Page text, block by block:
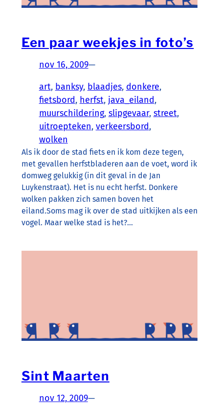
Een paar weekjes in foto’s
nov 16, 2009—
art, banksy, blaadjes, donkere ,
fietsbord, herfst, java_eiland ,
muurschildering, slipgevaar, street,
uitroepteken, verkeersbord ,
wolken
Als ik door de stad fiets en ik kom deze tegen,
met gevallen herfstbladeren aan de voet, word ik
domweg gelukkig (in dit geval in de Jan
Luykenstraat). Het is nu echt herfst. Donkere
wolken pakken zich samen boven het
eiland.Soms mag ik over de stad uitkijken als een
vogel. Maar welke stad is het?…
Sint Maarten
nov 12, 2009—